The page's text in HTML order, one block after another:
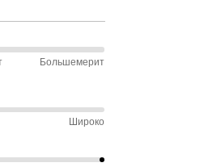
Большемерит
Широко